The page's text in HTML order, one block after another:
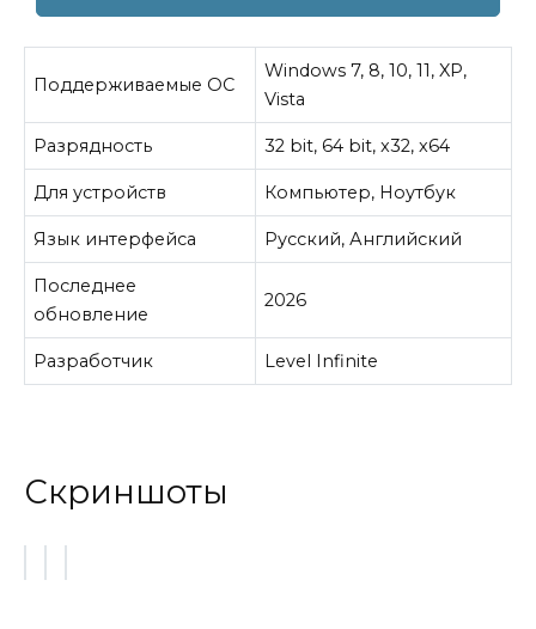
Поддерживаемые ОС
Windows 7, 8, 10, 11, XP,
Vista
Разрядность 32 bit, 64 bit, x32, x64
Для устройств Компьютер, Ноутбук
Язык интерфейса Русский, Английский
Последнее
обновление
2026
Разработчик Level Infinite
Скриншоты